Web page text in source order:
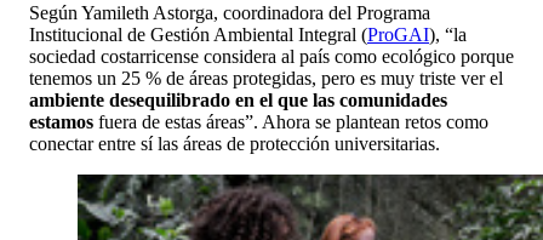
Según Yamileth Astorga, coordinadora del Programa
Institucional de Gestión Ambiental Integral (ProGAI), “la
sociedad costarricense considera al país como ecológico porque
tenemos un 25 % de áreas protegidas, pero es muy triste ver el
ambiente desequilibrado en el que las comunidades
estamos fuera de estas áreas”. Ahora se plantean retos como
conectar entre sí las áreas de protección universitarias.